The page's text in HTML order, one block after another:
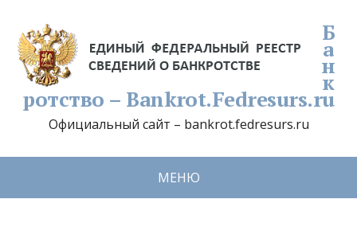
Б
а
н
к
ротство – Bankrot.Fedresurs.ru
Официальный сайт – bankrot.fedresurs.ru
МЕНЮ